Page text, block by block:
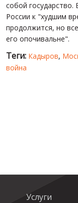
собой
России к "худшим
продолжится, но
его опочивальне".
Теги: Кадыров,
война
Услуги